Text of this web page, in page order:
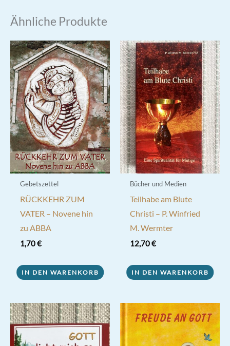
Ähnliche Produkte
Gebetszettel
RÜCKKEHR ZUM
VATER – Novene hin
zu ABBA
1,70€
IN DEN WARENKORB
Bücher und Medien
Teilhabe am Blute
Christi – P. Winfried
M. Wermter
12,70€
IN DEN WARENKORB